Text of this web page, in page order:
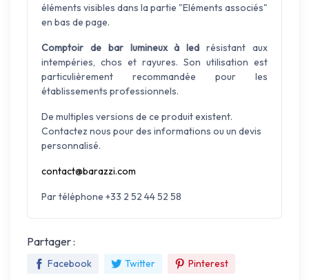
éléments visibles dans la partie "Eléments associés"
en bas de page.
Comptoir de bar lumineux à led résistant aux
intempéries, chos et rayures. Son utilisation est
particulièrement recommandée pour les
établissements professionnels.
De multiples versions de ce produit existent.
Contactez nous pour des informations ou un devis
personnalisé.
contact@barazzi.com
Par téléphone +33 2 52 44 52 58
Partager :
Facebook Twitter Pinterest